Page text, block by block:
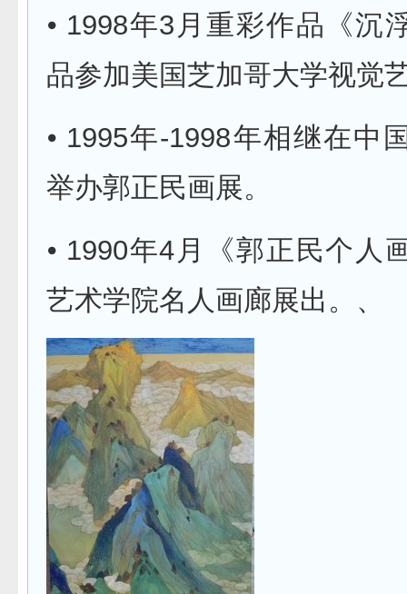
⦁ 1998年3月重彩作品《沉
品参加美国芝加哥大学视觉
⦁ 1995年-1998年相继在中
举办郭正民画展。
⦁ 1990年4月《郭正民个人
艺术学院名人画廊展出。、